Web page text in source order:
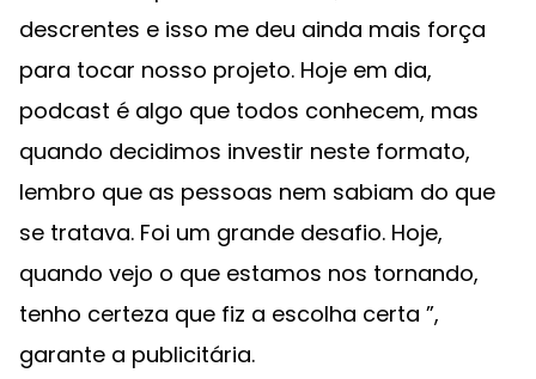
descrentes e isso me deu ainda mais força
para tocar nosso projeto. Hoje em dia,
podcast é algo que todos conhecem, mas
quando decidimos investir neste formato,
lembro que as pessoas nem sabiam do que
se tratava. Foi um grande desafio. Hoje,
quando vejo o que estamos nos tornando,
tenho certeza que fiz a escolha certa ”,
garante a publicitária.